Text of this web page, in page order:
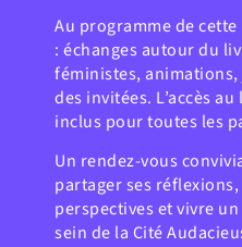
Au programme de
: échanges autour du
féministes,
des invitées. L’accès
inclus pour toutes les
Un rendez-vous
partager ses
perspectives et vivre
sein de la Cité